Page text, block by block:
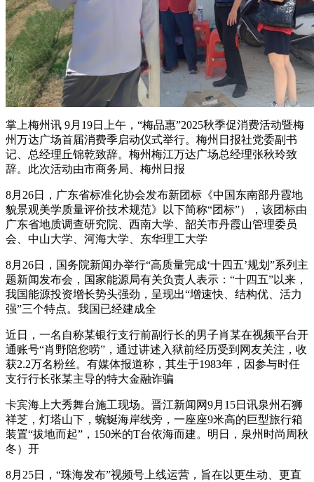
掌上梅州讯 9月19日上午，“梅品惠”2025秋季促消费活动暨梅
州万达广场首届消费季启动仪式举行。梅州日报社党委副书
记、总经理丘锦乾致辞。梅州梅江万达广场总经理张秋玲致
辞。此次活动由市商务局、梅州日报
8月26日，广东省标准化协会发布新团标《中国东南部丹霞地
貌景观美学质量评价技术规范》以下简称“团标”），该团标由
广东省地质调查研究院、西南大学、韶关市丹霞山管理委员
会、中山大学、河海大学、东华理工大学
8月26日，国务院新闻办举行“高质量完成‘十四五’规划”系列主
题新闻发布会，国家能源局有关负责人表示：“十四五”以来，
我国能源投资增长势头强劲，呈现出“增速快、结构优、活力
强”三个特点。我国已经建成全
近日，一名自称某银行支行前副行长的男子肖某在视频平台开
通账号“肖野陪您唠”，通过讲述入狱前经历受到网友关注，收
获2.2万名粉丝。有媒体报道称，其生于1983年，因参与时任
支行行长张某主导的特大金融诈骗
卡宾海上大秀舞台施工现场。晋江新闻网9月15日讯泉州石狮
祥芝，灯塔山下，蜿蜒海岸线旁，一座座9米高的巨型旅行箱
装置“拔地而起”，150米的T台依海而建。明日，泉州时尚周秋
冬）开
8月25日，“珠海发布”视频号上线运营，旨在以更生动、更直